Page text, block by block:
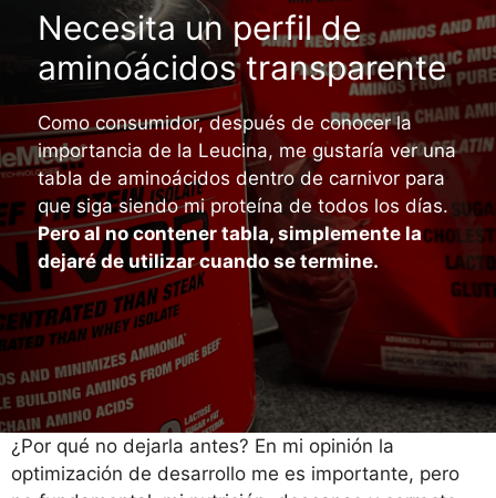
Necesita un perfil de
aminoácidos transparente
Como consumidor, después de conocer la
importancia de la Leucina, me gustaría ver una
tabla de aminoácidos dentro de carnivor para
que siga siendo mi proteína de todos los días.
Pero al no contener tabla, simplemente la
dejaré de utilizar cuando se termine.
¿Por qué no dejarla antes? En mi opinión la
optimización de desarrollo me es importante, pero